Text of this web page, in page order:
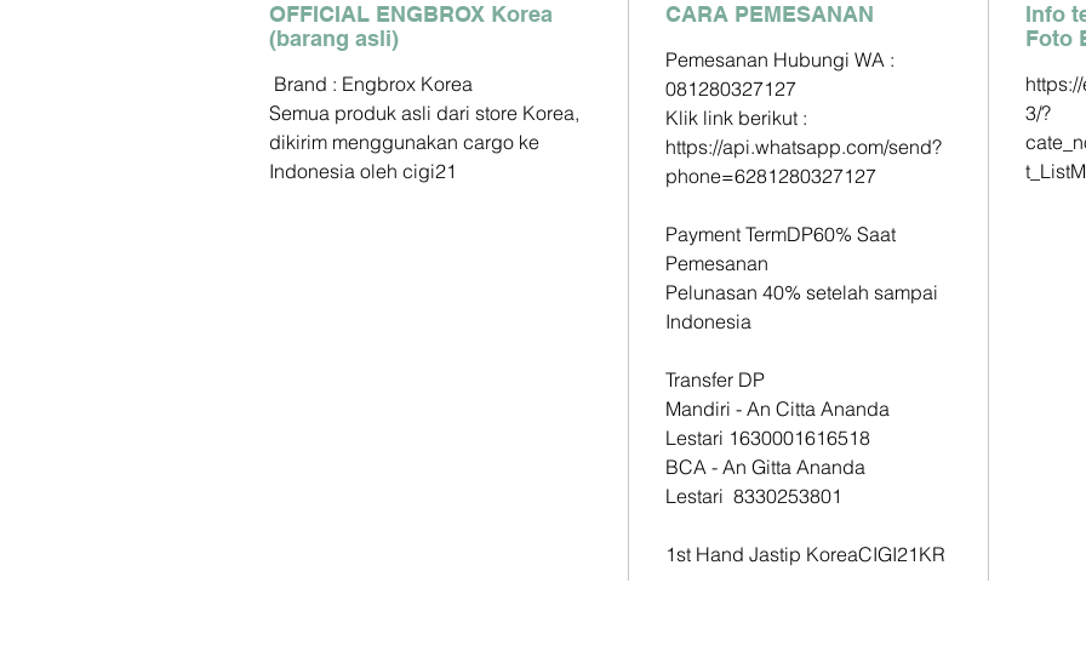
BCA -
1st
OFFICIAL ENGBROX Korea
(barang asli)
Brand : Engbrox Korea
Semua produk asli dari store Korea,
dikirim menggunakan cargo ke
Indonesia oleh cigi21
CARA PEMESANAN
Pemesanan Hubungi WA :
081280327127
Klik link berikut :
https://api.whatsapp.com/send?
phone=6281280327127
Payment TermDP60% Saat
Pemesanan
Pelunasan 40% setelah sampai
Indonesia
Transfer DP
Mandiri - An Citta Ananda
Lestari 1630001616518
BCA - An Gitta Ananda
Lestari 8330253801
1st Hand Jastip KoreaCIGI21KR
Info
Foto
3/?